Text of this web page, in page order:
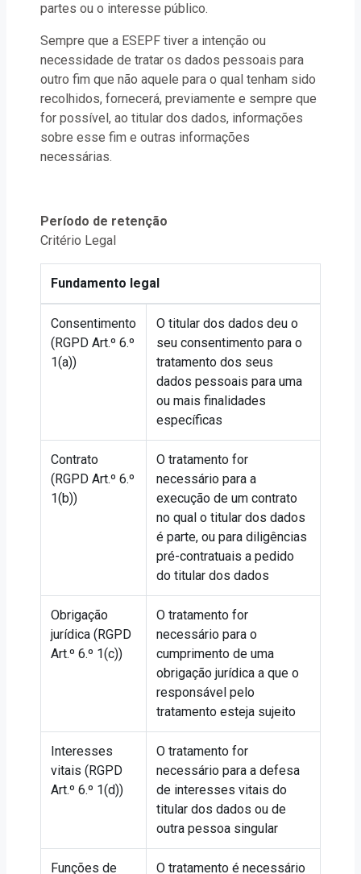
partes ou o interesse público.
Sempre que a ESEPF tiver a intenção ou
necessidade de tratar os dados pessoais para
outro fim que não aquele para o qual tenham sido
recolhidos, fornecerá, previamente e sempre que
for possível, ao titular dos dados, informações
sobre esse fim e outras informações
necessárias.
Período de retenção
Critério Legal
Fundamento legal
Consentimento
(RGPD Art.º 6.º
1(a))
O titular dos dados deu o
seu consentimento para o
tratamento dos seus
dados pessoais para uma
ou mais finalidades
específicas
Contrato
(RGPD Art.º 6.º
1(b))
O tratamento for
necessário para a
execução de um contrato
no qual o titular dos dados
é parte, ou para diligências
pré-contratuais a pedido
do titular dos dados
Obrigação
jurídica (RGPD
Art.º 6.º 1(c))
O tratamento for
necessário para o
cumprimento de uma
obrigação jurídica a que o
responsável pelo
tratamento esteja sujeito
Interesses
vitais (RGPD
Art.º 6.º 1(d))
O tratamento for
necessário para a defesa
de interesses vitais do
titular dos dados ou de
outra pessoa singular
Funções de O tratamento é necessário